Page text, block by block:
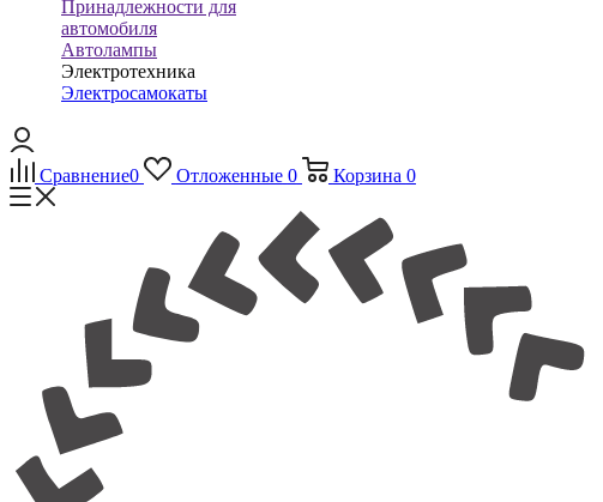
Принадлежности для
автомобиля
Автолампы
Электротехника
Электросамокаты
Сравнение0 Отложенные 0 Корзина 0